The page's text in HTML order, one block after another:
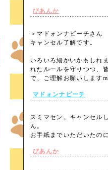
びあんか
＞マドォンナピーチさん
キャンセル了解です。
いろいろ細かいかもしれ
れたルールを守りつつ、
で、ご理解お願いしま
マドォンナピーチ
スミマセン。キャンセル
ん。
お手紙までいただいた
びあんか